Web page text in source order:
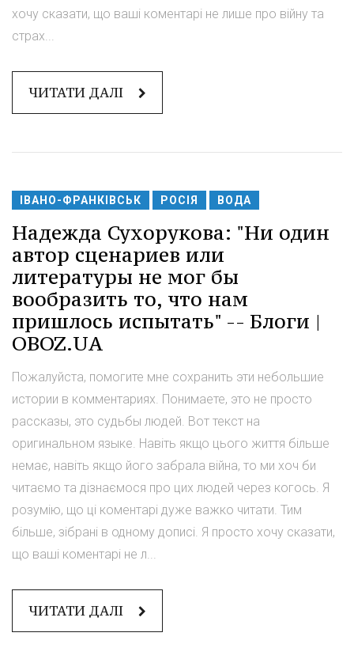
хочу сказати, що ваші коментарі не лише про війну та
страх...
ЧИТАТИ ДАЛІ
ІВАНО-ФРАНКІВСЬК РОСІЯ ВОДА
Надежда Сухорукова: "Ни один
автор сценариев или
литературы не мог бы
вообразить то, что нам
пришлось испытать" -- Блоги |
OBOZ.UA
Пожалуйста, помогите мне сохранить эти небольшие
истории в комментариях. Понимаете, это не просто
рассказы, это судьбы людей. Вот текст на
оригинальном языке. Навіть якщо цього життя більше
немає, навіть якщо його забрала війна, то ми хоч би
читаємо та дізнаємося про цих людей через когось. Я
розумію, що ці коментарі дуже важко читати. Тим
більше, зібрані в одному дописі. Я просто хочу сказати,
що ваші коментарі не л...
ЧИТАТИ ДАЛІ